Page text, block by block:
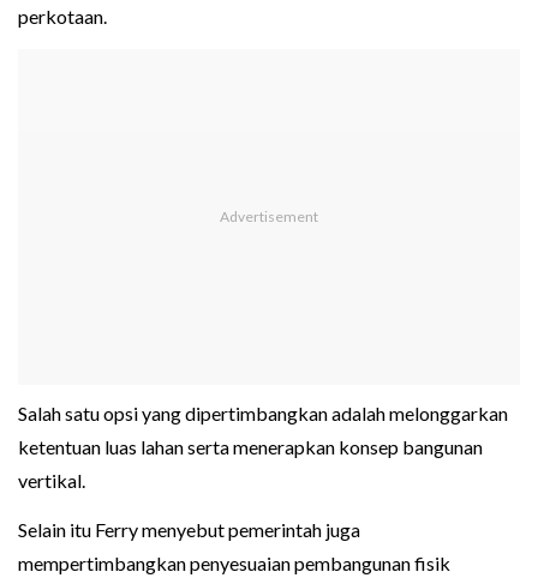
perkotaan.
Salah satu opsi yang dipertimbangkan adalah melonggarkan
ketentuan luas lahan serta menerapkan konsep bangunan
vertikal.
Selain itu Ferry menyebut pemerintah juga
mempertimbangkan penyesuaian pembangunan fisik